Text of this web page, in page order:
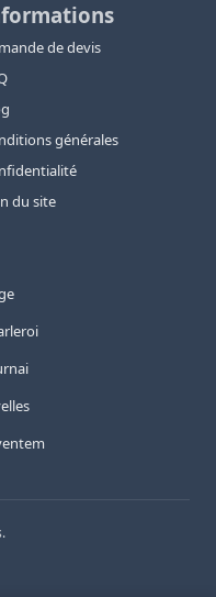
de devis
générales
du site